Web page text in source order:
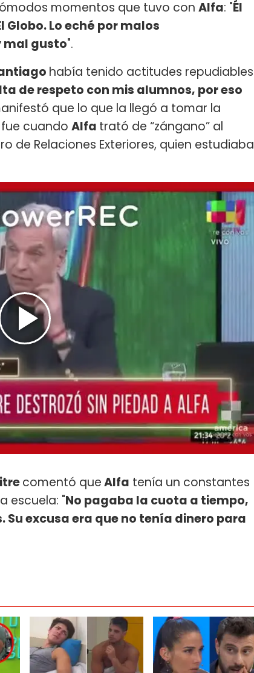
momentos que tuvo con Alfa: "Él
Lo eché por malos
mal gusto".
había tenido actitudes repudiables
de respeto con mis alumnos, por eso
que lo que la llegó a tomar la
cuando Alfa trató de “zángano” al
de Relaciones Exteriores, quien estudiaba
comentó queAlfa tenía un constantes
escuela: "No pagaba la cuota a tiempo,
excusa era que no tenía dinero para